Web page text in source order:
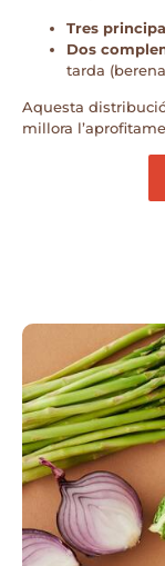
Tres
Dos
tarda
Aquesta
millora